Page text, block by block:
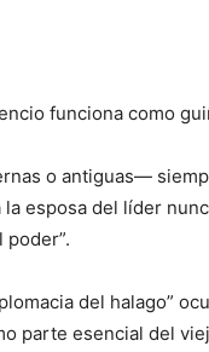
funciona como
o antiguas—
esposa del líder
poder”.
del halago”
parte esencial del